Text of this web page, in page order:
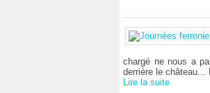
chargé ne nous a
derrière le château...
Lire la suite